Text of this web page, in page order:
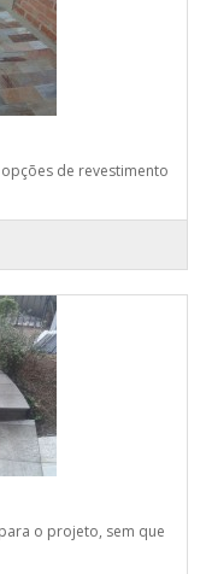
de revestimento
o projeto, sem que